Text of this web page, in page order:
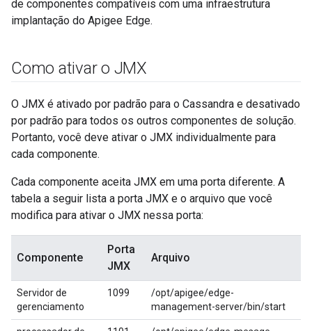
de componentes compatíveis com uma infraestrutura
implantação do Apigee Edge.
Como ativar o JMX
O JMX é ativado por padrão para o Cassandra e desativado
por padrão para todos os outros componentes de solução.
Portanto, você deve ativar o JMX individualmente para
cada componente.
Cada componente aceita JMX em uma porta diferente. A
tabela a seguir lista a porta JMX e o arquivo que você
modifica para ativar o JMX nessa porta:
Componente
Porta
JMX
Arquivo
Servidor de
gerenciamento
1099
/opt/apigee/edge-
management-server/bin/start